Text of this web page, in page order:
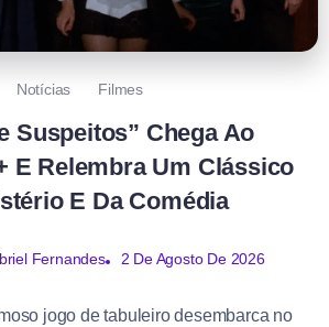
Notícias Filmes
Suspeitos” Chega Ao
E Relembra Um Clássico
E Da Comédia
Fernandes 2 De Agosto De 2026
jogo de tabuleiro desembarca no